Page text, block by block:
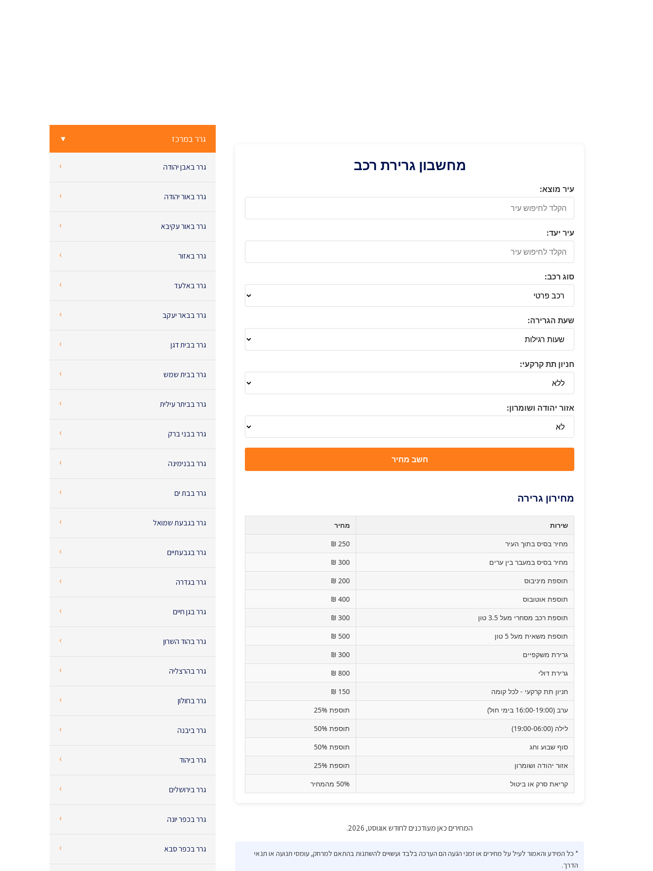
מחשבון גרירת רכב
עיר מוצא:
עיר יעד:
סוג רכב:
שעת הגרירה:
חניון תת קרקעי:
אזור יהודה ושומרון:
חשב מחיר
מחירון גרירה
שירות
מחיר
מחיר בסיס בתוך העיר
250 ₪
מחיר בסיס במעבר בין ערים
300 ₪
תוספת מיניבוס
200 ₪
תוספת אוטובוס
400 ₪
תוספת רכב מסחרי מעל 3.5 טון
300 ₪
תוספת משאית מעל 5 טון
500 ₪
גרירת משקפיים
300 ₪
גרירת דולי
800 ₪
חניון תת קרקעי - לכל קומה
150 ₪
ערב (16:00-19:00 בימי חול)
תוספת 25%
לילה (19:00-06:00)
תוספת 50%
סוף שבוע וחג
תוספת 50%
אזור יהודה ושומרון
תוספת 25%
קריאת סרק או ביטול
50% מהמחיר
המחירים כאן מעודכנים לחודש אוגוסט, 2026.
* כל המידע והאמור לעיל על מחירים או זמני הגעה הם הערכה בלבד ועשויים להשתנות בהתאם למרחק, עומסי תנועה או תנאי
הדרך.
גרר במרכז ▼
‹ גרר באבן יהודה
‹ גרר באור יהודה
‹ גרר באור עקיבא
‹ גרר באזור
‹ גרר באלעד
‹ גרר בבאר יעקב
‹ גרר בבית דגן
‹ גרר בבית שמש
‹ גרר בביתר עילית
‹ גרר בבני ברק
‹ גרר בבנימינה
‹ גרר בבת ים
‹ גרר בגבעת שמואל
‹ גרר בגבעתיים
‹ גרר בגדרה
‹ גרר בגן חיים
‹ גרר בהוד השרון
‹ גרר בהרצליה
‹ גרר בחולון
‹ גרר ביבנה
‹ גרר ביהוד
‹ גרר בירושלים
‹ גרר בכפר יונה
‹ גרר בכפר סבא